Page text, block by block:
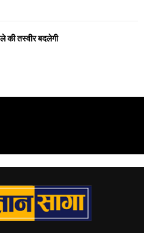
की तस्वीर बदलेगी